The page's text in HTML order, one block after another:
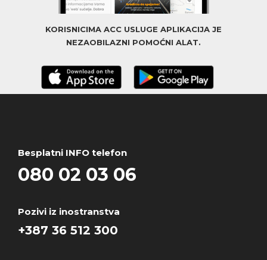
KORISNICIMA ACC USLUGE APLIKACIJA JE
NEZAOBILAZNI POMOĆNI ALAT.
Besplatni INFO telefon
080 02 03 06
Pozivi iz inostranstva
+387 36 512 300